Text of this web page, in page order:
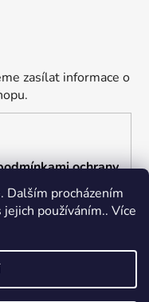
Dalším procházením
používáním.. Více
zasílat informace o
ochrany